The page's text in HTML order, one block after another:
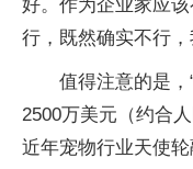
好。作为企业家应
行，既然确实不行
值得注意的是，
2500万美元（约合
近年宠物行业天使